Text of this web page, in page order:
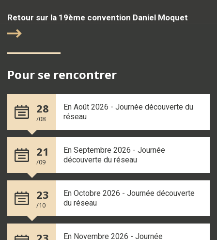
Retour sur la 19ème convention Daniel Moquet
Pour se rencontrer
28
/08
En Août 2026 - Journée découverte du
réseau
21
/09
En Septembre 2026 - Journée
découverte du réseau
23
/10
En Octobre 2026 - Journée découverte
du réseau
En Novembre 2026 - Journée